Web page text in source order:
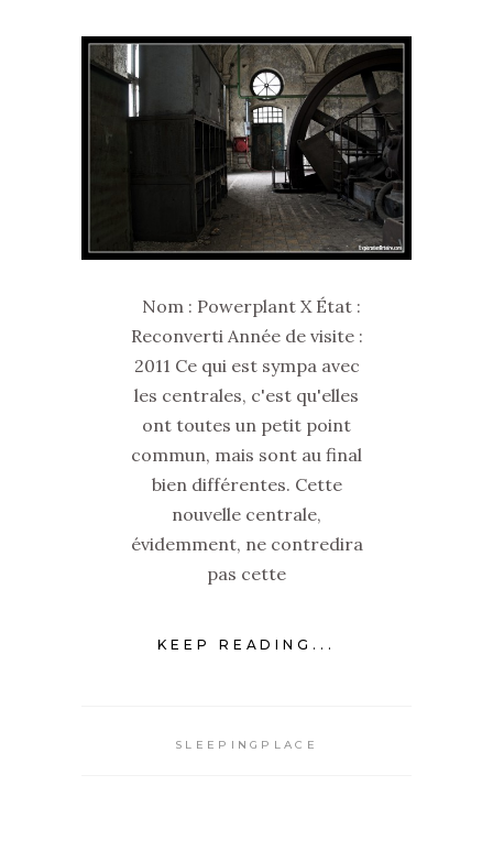
Nom : Powerplant X État :
Reconverti Année de visite :
2011 Ce qui est sympa avec
les centrales, c'est qu'elles
ont toutes un petit point
commun, mais sont au final
bien différentes. Cette
nouvelle centrale,
évidemment, ne contredira
pas cette
KEEP READING...
SLEEPINGPLACE